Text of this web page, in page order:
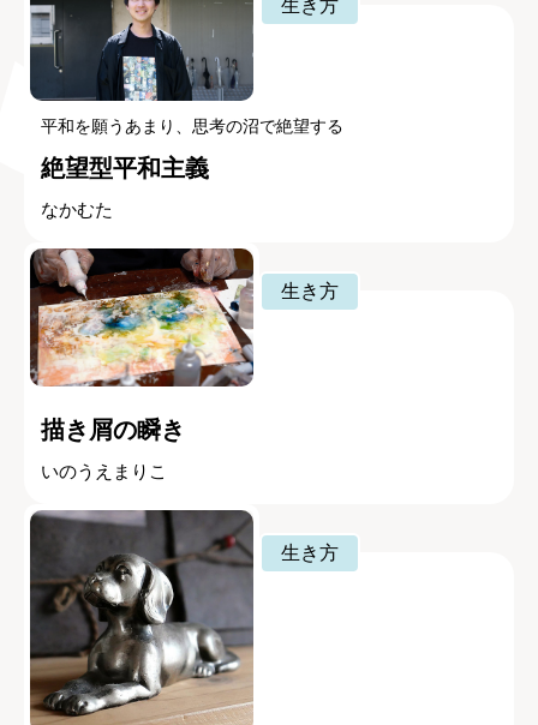
生き方
平和を願うあまり、思考の沼で絶望する
絶望型平和主義
なかむた
生き方
描き屑の瞬き
いのうえまりこ
生き方